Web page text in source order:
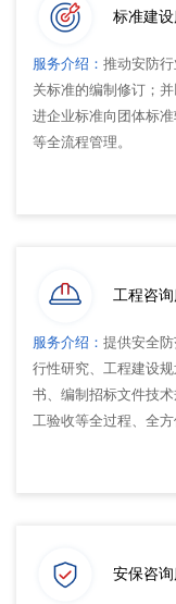
标准建
服务介绍： 推动安防
关标准的编制修订；
进企业标准向团体标
等全流程管理。
工程咨
服务介绍： 提供安全
行性研究、工程建设
书、编制招标文件技
工验收等全过程、全方
安保咨